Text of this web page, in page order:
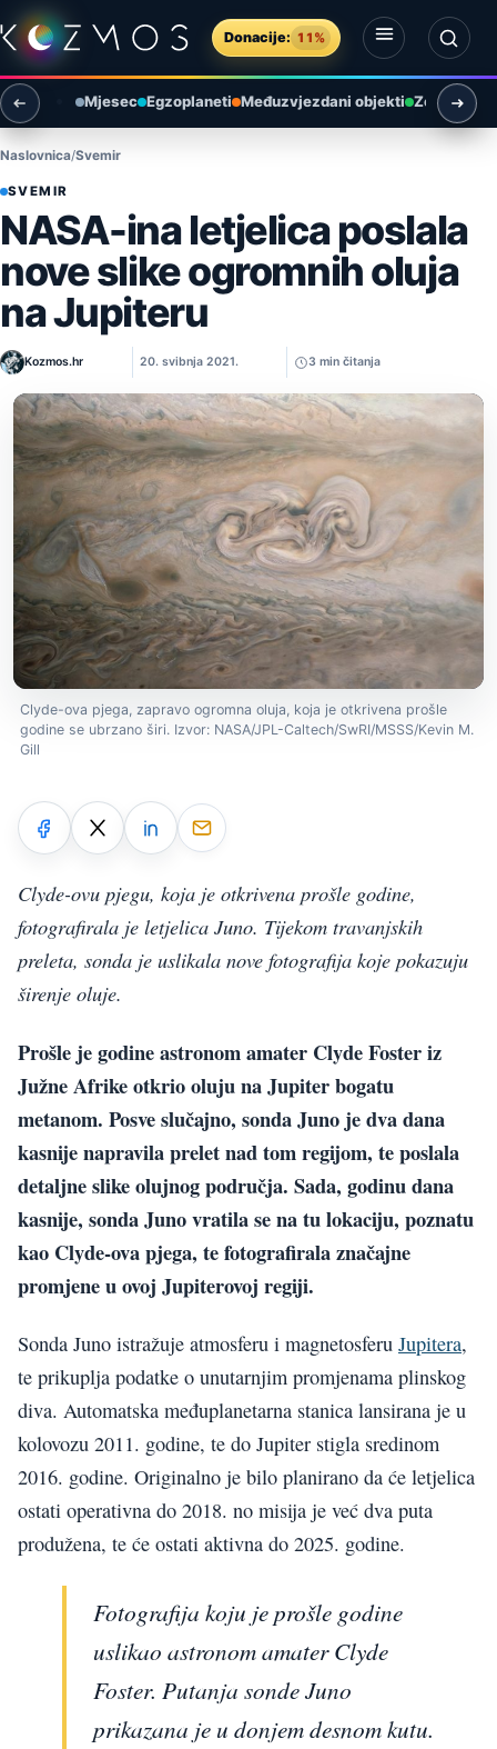
Preskoči na sadržaj
Donacije: 11%
Otvori izbornik
Otvori pretragu
Mjesec Egzoplaneti Međuzvjezdani objekti Zemlja i
Naslovnica Svemir
SVEMIR
NASA-ina letjelica poslala
nove slike ogromnih oluja
na Jupiteru
Kozmos.hr 20. svibnja 2021. 3 min čitanja
Clyde-ova pjega, zapravo ogromna oluja, koja je otkrivena prošle
godine se ubrzano širi. Izvor: NASA/JPL-Caltech/SwRI/MSSS/Kevin M.
Gill
Clyde-ovu pjegu, koja je otkrivena prošle godine,
fotografirala je letjelica Juno. Tijekom travanjskih
preleta, sonda je uslikala nove fotografija koje pokazuju
širenje oluje.
Prošle je godine astronom amater Clyde Foster iz
Južne Afrike otkrio oluju na Jupiter bogatu
metanom. Posve slučajno, sonda Juno je dva dana
kasnije napravila prelet nad tom regijom, te poslala
detaljne slike olujnog područja. Sada, godinu dana
kasnije, sonda Juno vratila se na tu lokaciju, poznatu
kao Clyde-ova pjega, te fotografirala značajne
promjene u ovoj Jupiterovoj regiji.
Sonda Juno istražuje atmosferu i magnetosferu Jupitera,
te prikuplja podatke o unutarnjim promjenama plinskog
diva. Automatska međuplanetarna stanica lansirana je u
kolovozu 2011. godine, te do Jupiter stigla sredinom
2016. godine. Originalno je bilo planirano da će letjelica
ostati operativna do 2018. no misija je već dva puta
produžena, te će ostati aktivna do 2025. godine.
Fotografija koju je prošle godine
uslikao astronom amater Clyde
Foster. Putanja sonde Juno
prikazana je u donjem desnom kutu.